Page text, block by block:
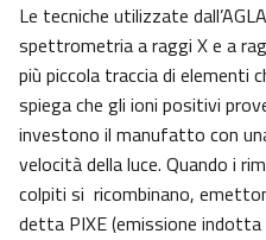
Le tecniche utilizzate
spettrometria a raggi X e a
più piccola traccia di elementi
spiega che gli ioni positivi
investono il manufatto con
velocità della luce. Quando i
colpiti si ricombinano,
detta PIXE (emissione indotta